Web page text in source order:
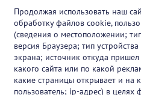
Онлайн-события
Партнеры
О проекте
Вакансии
Продолжая использовать наш
обработку файлов cookie,
(сведения о местоположении;
версия Браузера; тип
экрана; источник откуда пришел
какого сайта или по какой
какие страницы открывает и на
пользователь; ip-адрес) в